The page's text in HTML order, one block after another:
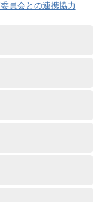
協力に関する協定の締結